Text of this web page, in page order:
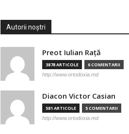
Autorii noștri
Preot Iulian Raţă
3878 ARTICOLE 6 COMENTARII
http://www.ortodoxia.md
Diacon Victor Casian
581 ARTICOLE 5 COMENTARII
http://www.ortodoxia.md